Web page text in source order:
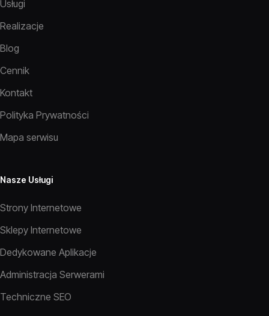
Usługi
Realizacje
Blog
Cennik
Kontakt
Polityka Prywatności
Mapa serwisu
Nasze Usługi
Strony Internetowe
Sklepy Internetowe
Dedykowane Aplikacje
Administracja Serwerami
Techniczne SEO